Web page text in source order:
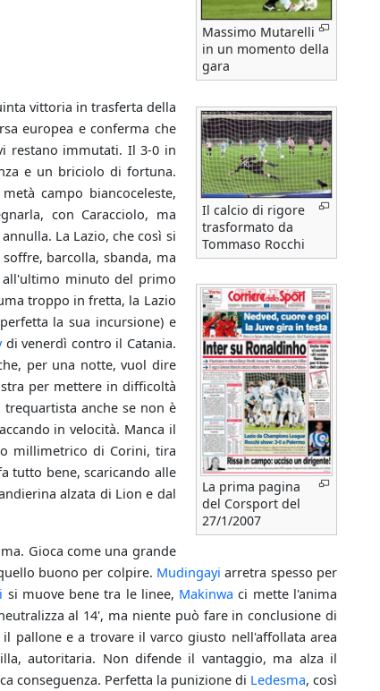
Massimo Mutarelli
in un momento della
gara
Il calcio di rigore
trasformato da
Tommaso Rocchi
La prima pagina
del Corsport del
27/1/2007
vittoria in trasferta della
europea e conferma che
restano immutati. Il 3-0 in
e un briciolo di fortuna.
campo biancoceleste,
con Caracciolo, ma
La Lazio, che così si
barcolla, sbanda, ma
minuto del primo
troppo in fretta, la Lazio
la sua incursione) e
di venerdì contro il Catania.
per una notte, vuol dire
per mettere in difficoltà
anche se non è
in velocità. Manca il
millimetrico di Corini, tira
tutto bene, scaricando alle
alzata di Lion e dal
Gioca come una grande
buono per colpire. Mudingayi arretra spesso per
si muove bene tra le linee, Makinwa ci mette l'anima
al 14', ma niente può fare in conclusione di
pallone e a trovare il varco giusto nell'affollata area
autoritaria. Non difende il vantaggio, ma alza il
conseguenza. Perfetta la punizione di Ledesma, così